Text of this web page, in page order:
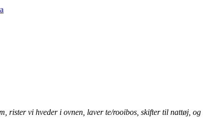
rister vi hveder i ovnen, laver te/rooibos, skifter til nattøj, og